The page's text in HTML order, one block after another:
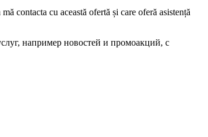
contacta cu această ofertă și care oferă asistență
например новостей и промоакций, с